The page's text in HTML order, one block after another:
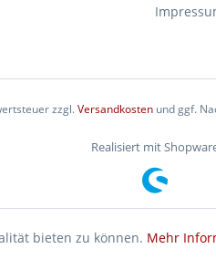
zzgl.Versandkostenund ggf.
Realisiert mit
bieten zu können. Mehr